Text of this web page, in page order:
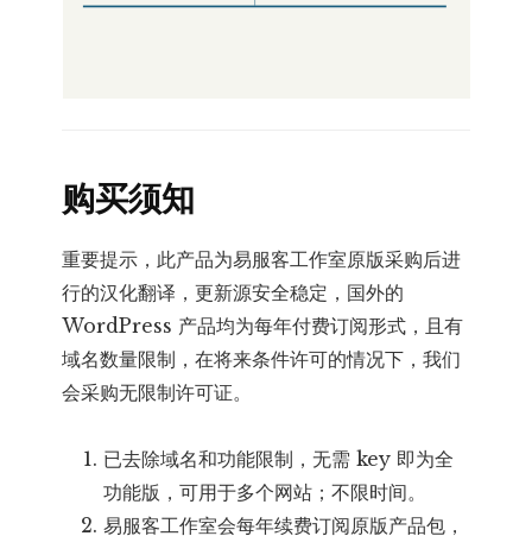
购买须知
重要提示，此产品为易服客工作室原版采购后进
行的汉化翻译，更新源安全稳定，国外的
WordPress 产品均为每年付费订阅形式，且有
域名数量限制，在将来条件许可的情况下，我们
会采购无限制许可证。
已去除域名和功能限制，无需 key 即为全
功能版，可用于多个网站；不限时间。
易服客工作室会每年续费订阅原版产品包，